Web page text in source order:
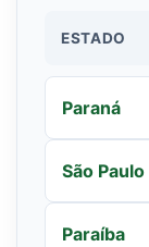
ESTADO
Paraná
São Paulo
Paraíba